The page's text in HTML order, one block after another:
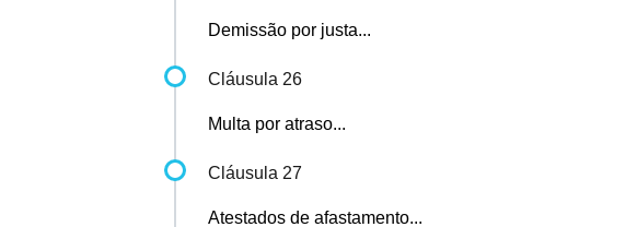
Demissão por justa...
Cláusula 26
Multa por atraso...
Cláusula 27
Atestados de afastamento...